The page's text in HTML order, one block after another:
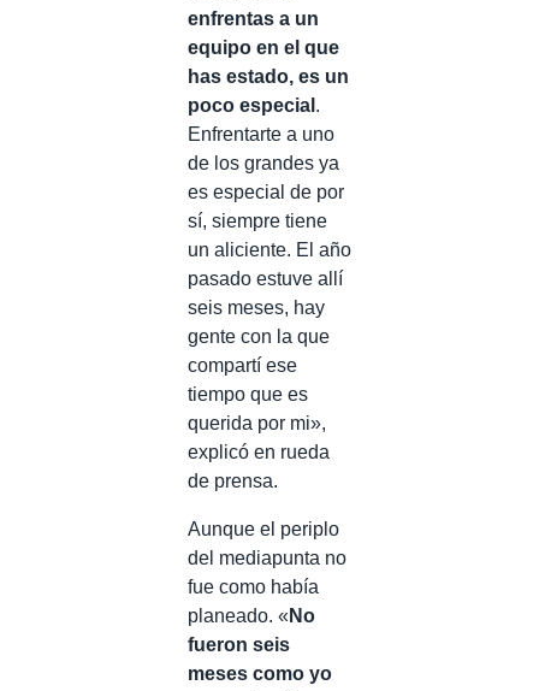
enfrentas a un
equipo en el que
has estado, es un
poco especial .
Enfrentarte a uno
de los grandes ya
es especial de por
sí, siempre tiene
un aliciente. El año
pasado estuve allí
seis meses, hay
gente con la que
compartí ese
tiempo que es
querida por mi»,
explicó en rueda
de prensa.
Aunque el periplo
del mediapunta no
fue como había
planeado. « No
fueron seis
meses como yo